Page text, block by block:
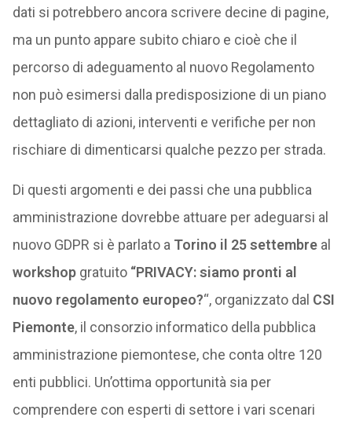
dati si potrebbero ancora scrivere decine di pagine,
ma un punto appare subito chiaro e cioè che il
percorso di adeguamento al nuovo Regolamento
non può esimersi dalla predisposizione di un piano
dettagliato di azioni, interventi e verifiche per non
rischiare di dimenticarsi qualche pezzo per strada.
Di questi argomenti e dei passi che una pubblica
amministrazione dovrebbe attuare per adeguarsi al
nuovo GDPR si è parlato a Torino il 25 settembreal
workshop gratuito “PRIVACY: siamo pronti al
nuovo regolamento europeo?“, organizzato dal CSI
Piemonte, il consorzio informatico della pubblica
amministrazione piemontese, che conta oltre 120
enti pubblici. Un’ottima opportunità sia per
comprendere con esperti di settore i vari scenari